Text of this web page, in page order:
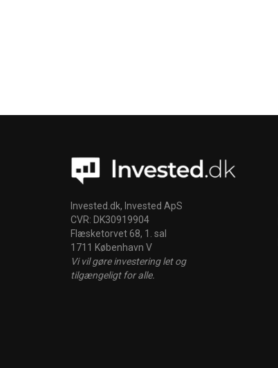
Invested.dk, Invested ApS
CVR: DK30919904
Flæsketorvet 68, 1. sal
1711 København V
Vi vil gøre investering let og
tilgængeligt for alle.